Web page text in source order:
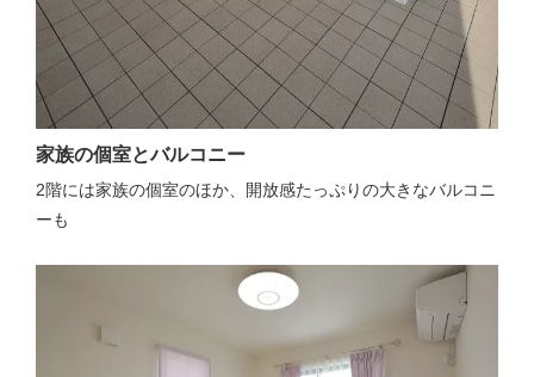
家族の個室とバルコニー
2階には家族の個室のほか、開放感たっぷりの大きなバルコニ
ーも